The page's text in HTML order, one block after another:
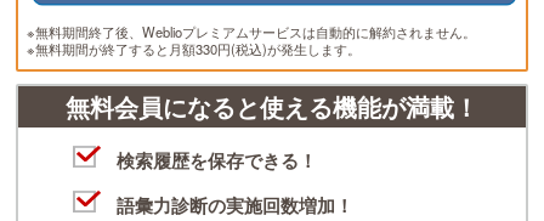
※無料期間終了後、Weblioプレミアムサービスは自動的に解約されません。
※無料期間が終了すると月額330円(税込)が発生します。
無料会員になると使える機能が満載！
検索履歴を保存できる！
語彙力診断の実施回数増加！